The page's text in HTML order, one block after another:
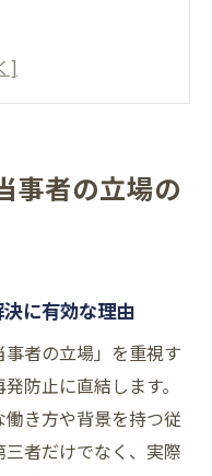
者が果たす役割と
の職場内研修のす
事者視点のルール
者意識向上の重要
できる実践例
事者の立場の
に有効な理由
者の立場」を重視す
防止に直結します。
き方や背景を持つ従
者だけでなく、実際